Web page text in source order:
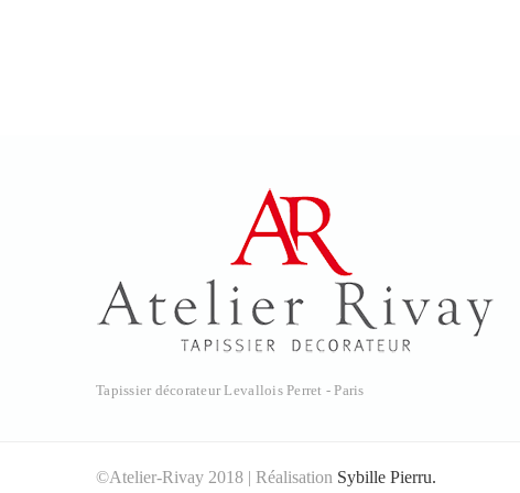
Tapissier décorateur Levallois Perret - Paris
©Atelier-Rivay 2018 | Réalisation Sybille Pierru.